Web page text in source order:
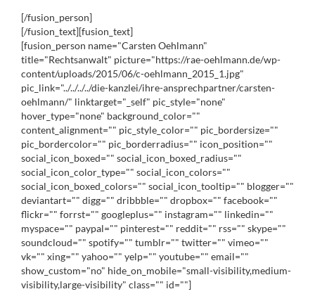
[/fusion_person]
[/fusion_text][fusion_text]
[fusion_person name="Carsten Oehlmann"
title="Rechtsanwalt" picture="https://rae-oehlmann.de/wp-
content/uploads/2015/06/c-oehlmann_2015_1.jpg"
pic_link="../../../../die-kanzlei/ihre-ansprechpartner/carsten-
oehlmann/" linktarget="_self" pic_style="none"
hover_type="none" background_color=""
content_alignment="" pic_style_color="" pic_bordersize=""
pic_bordercolor="" pic_borderradius="" icon_position=""
social_icon_boxed="" social_icon_boxed_radius=""
social_icon_color_type="" social_icon_colors=""
social_icon_boxed_colors="" social_icon_tooltip="" blogger=""
deviantart="" digg="" dribbble="" dropbox="" facebook=""
flickr="" forrst="" googleplus="" instagram="" linkedin=""
myspace="" paypal="" pinterest="" reddit="" rss="" skype=""
soundcloud="" spotify="" tumblr="" twitter="" vimeo=""
vk="" xing="" yahoo="" yelp="" youtube="" email=""
show_custom="no" hide_on_mobile="small-visibility,medium-
visibility,large-visibility" class="" id=""]